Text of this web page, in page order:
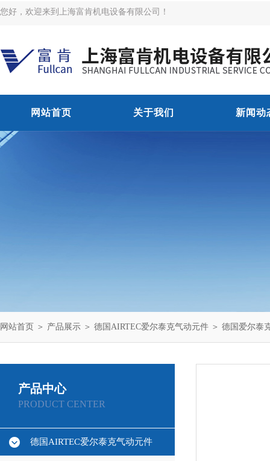
您好，欢迎来到上海富肯机电设备有限公司！
网站首页 关于我们 新闻动
网站首页 ＞ 产品展示 ＞ 德国AIRTEC爱尔泰克气动元件 ＞ 德国爱尔泰
产品中心
PRODUCT CENTER
德国AIRTEC爱尔泰克气动元件